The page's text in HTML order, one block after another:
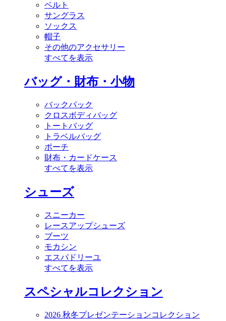
ベルト
サングラス
ソックス
帽子
その他のアクセサリー
すべてを表示
バッグ・財布・小物
バックパック
クロスボディバッグ
トートバッグ
トラベルバッグ
ポーチ
財布・カードケース
すべてを表示
シューズ
スニーカー
レースアップシューズ
ブーツ
モカシン
エスパドリーユ
すべてを表示
スペシャルコレクション
2026 秋冬プレゼンテーションコレクション